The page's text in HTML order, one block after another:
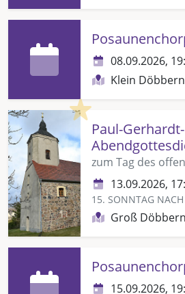
08.09.2026,
Klein
Highlight
Paul-Gerhardt-
zum Tag des
13.09.2026,
15. SONNTAG
Groß
15.09.2026,